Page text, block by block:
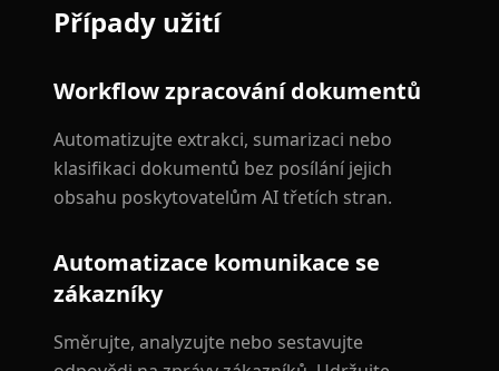
Případy užití
Workflow zpracování dokumentů
Automatizujte extrakci, sumarizaci nebo
klasifikaci dokumentů bez posílání jejich
obsahu poskytovatelům AI třetích stran.
Automatizace komunikace se
zákazníky
Směrujte, analyzujte nebo sestavujte